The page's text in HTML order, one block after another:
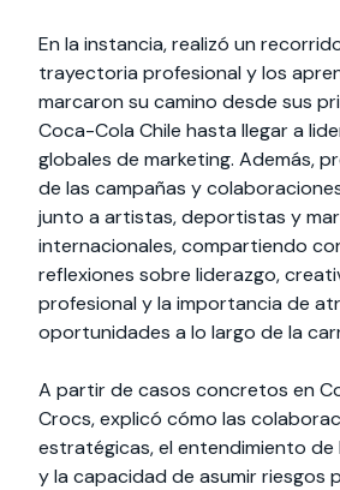
En la instancia, realizó un
trayectoria profesional y los
marcaron su camino desde sus
Coca-Cola Chile hasta llegar a
globales de marketing. Además,
de las campañas y
junto a artistas, deportistas y
internacionales, compartiendo
reflexiones sobre liderazgo,
profesional y la importancia de
oportunidades a lo largo de la
A partir de casos concretos en
Crocs, explicó cómo las
estratégicas, el entendimiento de
y la capacidad de asumir riesgos